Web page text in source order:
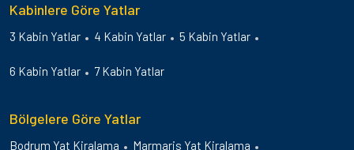
Kabinlere Göre Yatlar
3 Kabin Yatlar 4 Kabin Yatlar 5 Kabin Yatlar
6 Kabin Yatlar 7 Kabin Yatlar
Bölgelere Göre Yatlar
Bodrum Yat Kiralama Marmaris Yat Kiralama